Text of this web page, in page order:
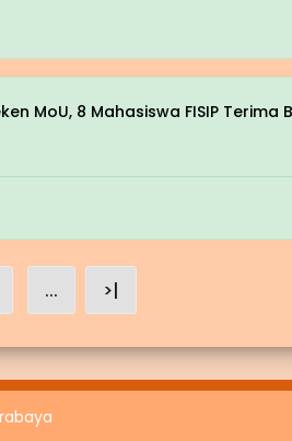
MoU, 8 Mahasiswa FISIP Terima
... >|